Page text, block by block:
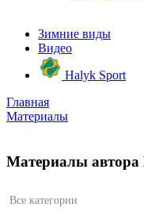
Зимние виды
Видео
Halyk Sport
Главная
Материалы
Материалы
Все категории